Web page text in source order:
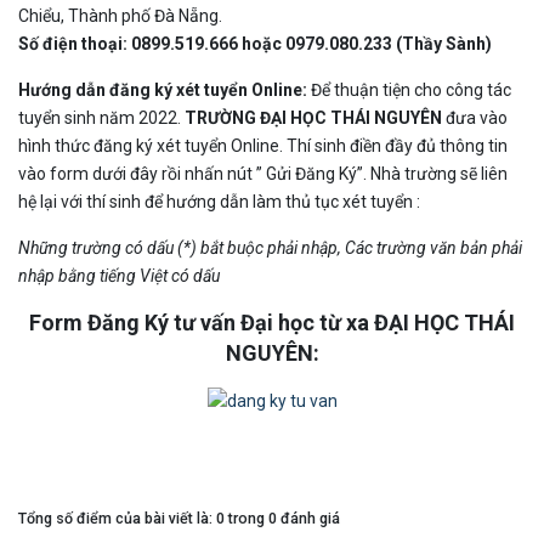
Chiểu, Thành phố Đà Nẵng.
Số điện thoại: 0899.519.666 hoặc 0979.080.233 (Thầy Sành)
Hướng dẫn đăng ký xét tuyển Online: Để thuận tiện cho công tác
tuyển sinh năm 2022. TRƯỜNG ĐẠI HỌC THÁI NGUYÊN đưa vào
hình thức đăng ký xét tuyển Online. Thí sinh điền đầy đủ thông tin
vào form dưới đây rồi nhấn nút ” Gửi Đăng Ký”. Nhà trường sẽ liên
hệ lại với thí sinh để hướng dẫn làm thủ tục xét tuyển :
Những trường có dấu (*) bắt buộc phải nhập, Các trường văn bản phải
nhập bằng tiếng Việt có dấu
Form Đăng Ký tư vấn Đại học từ xa ĐẠI HỌC THÁI
NGUYÊN:
Tổng số điểm của bài viết là: 0 trong 0 đánh giá